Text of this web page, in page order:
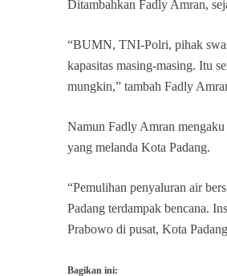
Ditambahkan Fadly Amran,
“BUMN, TNI-Polri, pihak
kapasitas masing-masing. Itu
mungkin,” tambah Fadly
Namun Fadly Amran mengaku
yang melanda Kota Padang.
“Pemulihan penyaluran air
Padang terdampak bencana.
Prabowo di pusat, Kota
Bagikan ini: